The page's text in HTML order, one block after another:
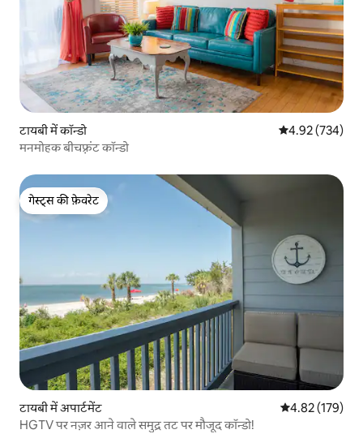
टायबी में कॉन्डो औसत रेटिंग 5 में से
4.92 (734)
मनमोहक बीचफ़्रंट कॉन्डो
गेस्ट्स की फ़ेवरेट
गेस्ट्स की फ़ेवरेट
टायबी में अपार्टमेंट औसत रेटिंग 5 में से
4.82 (179)
HGTV पर नज़र आने वाले समुद्र तट पर मौजूद कॉन्डो!